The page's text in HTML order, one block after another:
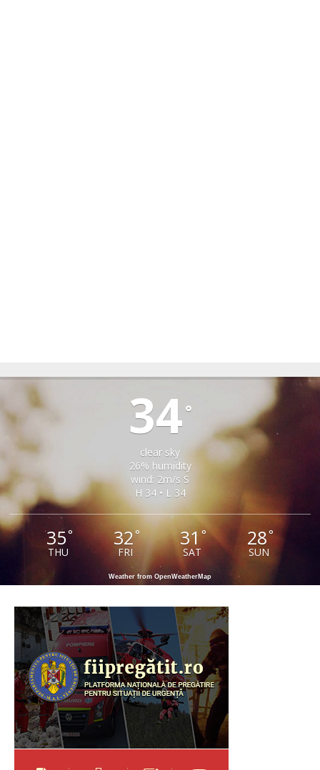
34°
clear sky
26% humidity
wind: 2m/s S
H 34 • L 34
35°
THU
32°
FRI
31°
SAT
28°
SUN
Weather from OpenWeatherMap